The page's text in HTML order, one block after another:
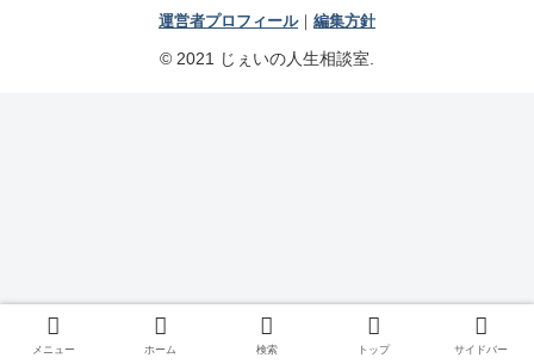
運営者プロフィール｜ 編集方針
© 2021 じぇいの人生相談室.
メニュー ホーム 検索 トップ サイドバー